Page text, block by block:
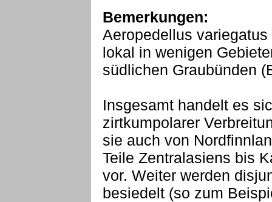
Bemerkungen:
Aeropedellus
lokal in wenigen
südlichen Graubünden
Insgesamt handelt es
zirtkumpolarer
sie auch von
Teile Zentralasiens bis
vor. Weiter werden
besiedelt (so zum